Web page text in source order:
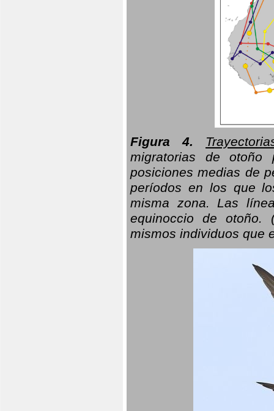
Figura 4.
migratorias de otoño
posiciones medias de
períodos en los que
misma zona. Las
equinoccio de otoño.
mismos individuos que